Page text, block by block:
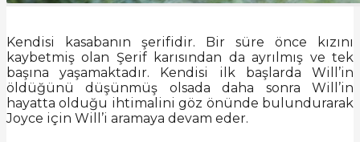
Kendisi kasabanın şerifidir. Bir süre önce kızını
kaybetmiş olan Şerif karısından da ayrılmış ve tek
başına yaşamaktadır. Kendisi ilk başlarda Will’in
öldüğünü düşünmüş olsada daha sonra Will’in
hayatta olduğu ihtimalini göz önünde bulundurarak
Joyce için Will’i aramaya devam eder.